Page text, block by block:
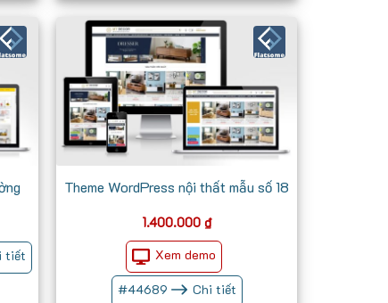
tiết
Theme WordPress nội thất mẫu số 18
1.400.000 ₫
Xem demo
#44689 Chi tiết